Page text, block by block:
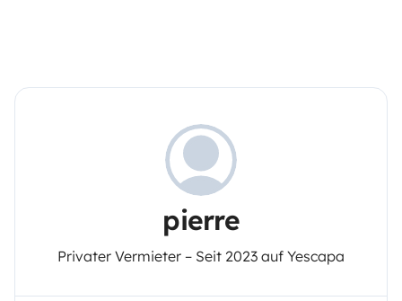
pierre
Privater Vermieter – Seit 2023 auf Yescapa